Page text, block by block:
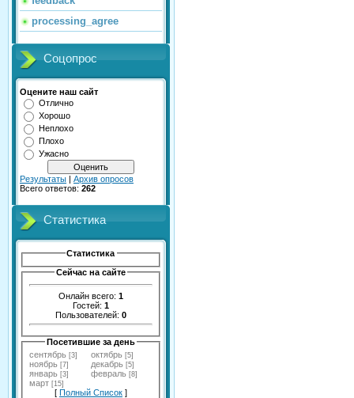
processing_agree
Соцопрос
Оцените наш сайт
Отлично
Хорошо
Неплохо
Плохо
Ужасно
Результаты | Архив опросов
Всего ответов: 262
Статистика
Статистика
Сейчас на сайте
Онлайн всего: 1
Гостей: 1
Пользователей: 0
Посетившие за день
сентябрь [3] октябрь [5]
ноябрь [7] декабрь [5]
январь [3] февраль [8]
март [15]
[ Полный Список ]